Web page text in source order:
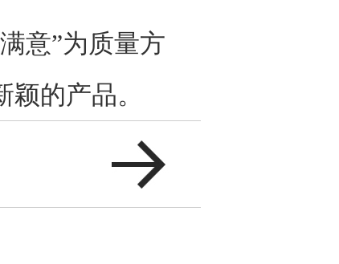
意”为质量方
的产品。